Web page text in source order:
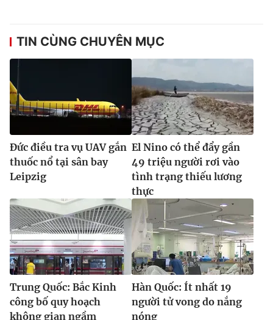
TIN CÙNG CHUYÊN MỤC
Đức điều tra vụ UAV gắn
thuốc nổ tại sân bay
Leipzig
El Nino có thể đẩy gần
49 triệu người rơi vào
tình trạng thiếu lương
thực
Trung Quốc: Bắc Kinh
công bố quy hoạch
không gian ngầm
Hàn Quốc: Ít nhất 19
người tử vong do nắng
nóng